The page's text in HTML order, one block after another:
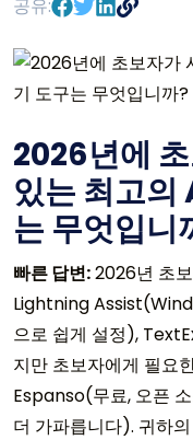
공유:
2026년에
있는 최고의
는 무엇입니
빠른 답변:2026년 초
Lightning
으로 쉽게 설정),
지만 초보자에게 필요
Espanso(무료, 오픈
더 가파릅니다). 귀하